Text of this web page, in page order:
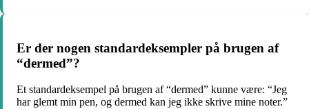
Er der nogen standardeksempler på brugen af
“dermed”?
Et standardeksempel på brugen af “dermed” kunne være: “Jeg
har glemt min pen, og dermed kan jeg ikke skrive mine noter.”